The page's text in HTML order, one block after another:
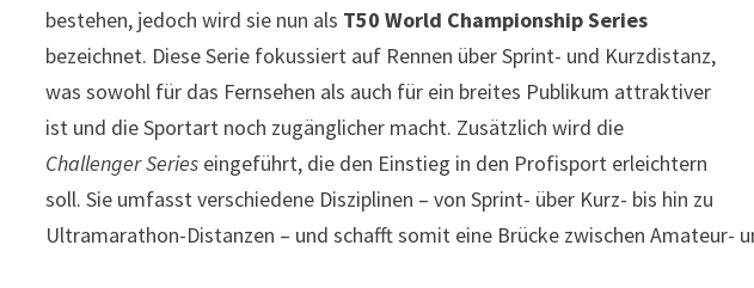
bestehen, jedoch wird sie nun als T50 World Championship Series
bezeichnet. Diese Serie fokussiert auf Rennen über Sprint- und Kurzdistanz,
was sowohl für das Fernsehen als auch für ein breites Publikum attraktiver
ist und die Sportart noch zugänglicher macht. Zusätzlich wird die
Challenger Series eingeführt, die den Einstieg in den Profisport erleichtern
soll. Sie umfasst verschiedene Disziplinen – von Sprint- über Kurz- bis hin zu
Ultramarathon-Distanzen – und schafft somit eine Brücke zwischen Amateur-